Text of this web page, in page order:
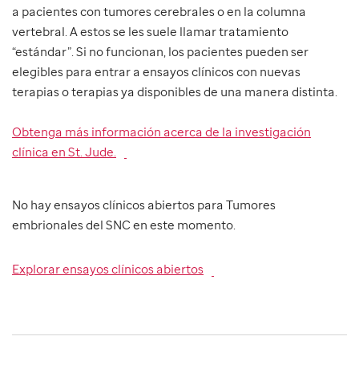
a pacientes con tumores cerebrales o en la columna
vertebral. A estos se les suele llamar tratamiento
“estándar”. Si no funcionan, los pacientes pueden ser
elegibles para entrar a ensayos clínicos con nuevas
terapias o terapias ya disponibles de una manera distinta.
Obtenga más información acerca de la investigación
clínica en St. Jude.
No hay ensayos clínicos abiertos para Tumores
embrionales del SNC en este momento.
Explorar ensayos clínicos abiertos